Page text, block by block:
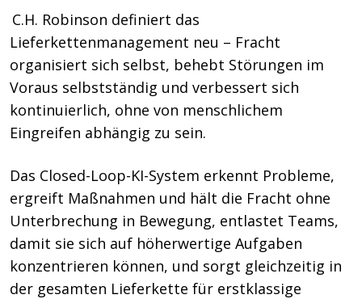
C.H. Robinson definiert das
Lieferkettenmanagement neu – Fracht
organisiert sich selbst, behebt Störungen im
Voraus selbstständig und verbessert sich
kontinuierlich, ohne von menschlichem
Eingreifen abhängig zu sein.
Das Closed-Loop-KI-System erkennt Probleme,
ergreift Maßnahmen und hält die Fracht ohne
Unterbrechung in Bewegung, entlastet Teams,
damit sie sich auf höherwertige Aufgaben
konzentrieren können, und sorgt gleichzeitig in
der gesamten Lieferkette für erstklassige